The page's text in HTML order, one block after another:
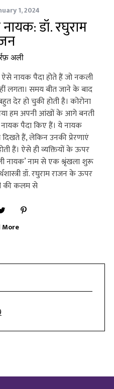
1, 2024
डॉ. रघुराम
अली
नायक पैदा होते हैं जो नकली
लगता। समय बीत जाने के बाद
देर हो चुकी होती है। कोरोना
हम अपनी आंखों के आगे बनती
पैदा किए हैं। ये नायक
हैं, लेकिन उनकी प्रेरणाएं
हैं। ऐसे ही व्यक्तियों के ऊपर
नायक’ नाम से एक श्रृंखला शुरू
डॉ. रघुराम राजन के ऊपर
की कलम से
More